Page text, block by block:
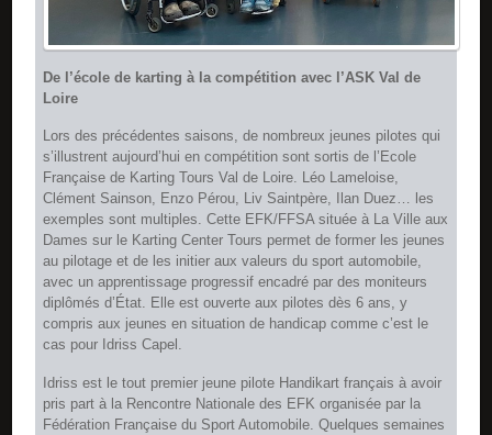
De l’école de karting à la compétition avec l’ASK Val de
Loire
Lors des précédentes saisons, de nombreux jeunes pilotes qui
s’illustrent aujourd’hui en compétition sont sortis de l’Ecole
Française de Karting Tours Val de Loire. Léo Lameloise,
Clément Sainson, Enzo Pérou, Liv Saintpère, Ilan Duez… les
exemples sont multiples. Cette EFK/FFSA située à La Ville aux
Dames sur le Karting Center Tours permet de former les jeunes
au pilotage et de les initier aux valeurs du sport automobile,
avec un apprentissage progressif encadré par des moniteurs
diplômés d’État. Elle est ouverte aux pilotes dès 6 ans, y
compris aux jeunes en situation de handicap comme c’est le
cas pour Idriss Capel.
Idriss est le tout premier jeune pilote Handikart français à avoir
pris part à la Rencontre Nationale des EFK organisée par la
Fédération Française du Sport Automobile. Quelques semaines